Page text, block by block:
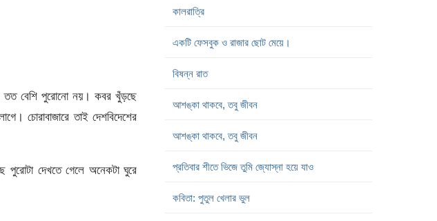
তত বেশি পুরোনো নয়। কবর খুঁড়ছে
চোরাবাজারে তাই দেশবিদেশের
দেখতে গেলে অনেকটা ঘুরে
কালরাত্রি
একটি ফেসবুক ও রাজার ছোট মেয়ে।
বিষন্ন রাত
আশঙ্কা থাকবে, তবু জীবন
আশঙ্কা থাকবে, তবু জীবন
প্রতিবার শীতে ভিজে তুমি জ্যোস্না হয়ে যাও
কবিতা: পুতুল খেলার ভুল